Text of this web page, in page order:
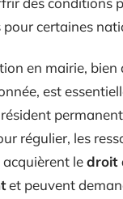
certaines
en mairie, bien
est
régulier, les
ledroit
et peuvent